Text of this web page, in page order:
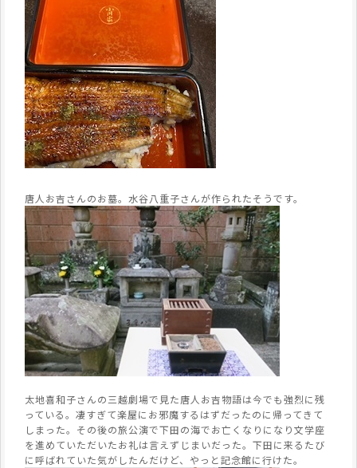
唐人お吉さんのお墓。水谷八重子さんが作られたそうです。
太地喜和子さんの三越劇場で見た唐人お吉物語は今でも強烈に残
っている。凄すぎて楽屋にお邪魔するはずだったのに帰ってきて
しまった。その後の旅公演で下田の海でお亡くなりになり文学座
を進めていただいたお礼は言えずじまいだった。下田に来るたび
に呼ばれていた気がしたんだけど、やっと記念館に行けた。